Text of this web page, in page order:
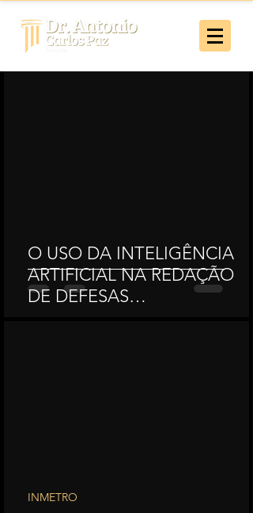
O USO DA INTELIGÊNCIA
ARTIFICIAL NA REDAÇÃO
DE DEFESAS
INMETRO